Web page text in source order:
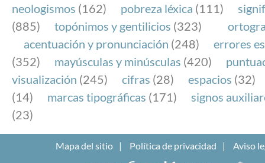
neologismos (162) pobreza léxica (111)
(885)
topónimos y gentilicios (323)
acentuación y pronunciación (248)
errores
(352)
mayúsculas y minúsculas (420)
visualización (245) cifras (28) espacios (32)
(14)
marcas tipográficas (171)
signos
(23)
Mapa del sitio Política de privacidad Aviso